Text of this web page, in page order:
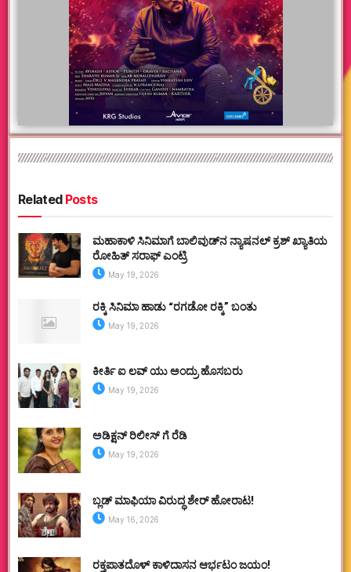
RelatedPosts
ಮಹಾಕಾಳಿ ಸಿನಿಮಾಗೆ ಬಾಲಿವುಡ್‌ನ ನ್ಯಾಷನಲ್ ಕ್ರಶ್ ಖ್ಯಾತಿಯ
ರೋಹಿತ್ ಸರಾಫ್ ಎಂಟ್ರಿ
May 19, 2026
ರಕ್ಕಿ ಸಿನಿಮಾ ಹಾಡು “ರಗಡೋ ರಕ್ಕಿ” ಬಂತು
May 19, 2026
ಕೀರ್ತಿ ಐ ಲವ್ ಯು ಅಂದ್ರು ಹೊಸಬರು
May 19, 2026
ಅಡಿಕ್ಷನ್ ರಿಲೀಸ್ ಗೆ ರೆಡಿ
May 19, 2026
ಬ್ಲಡ್ ಮಾಫಿಯಾ ವಿರುದ್ಧ ಶೇರ್ ಹೋರಾಟ!
May 16, 2026
ರಕ್ತಪಾತದೊಳ್ ಕಾಳಿದಾಸನ ಆರ್ಭಟಂ ಜಯಂ!